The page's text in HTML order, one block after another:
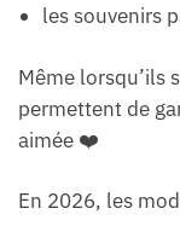
les souvenirs
Même lorsqu’ils
permettent de
aimée ❤️
En 2026, les